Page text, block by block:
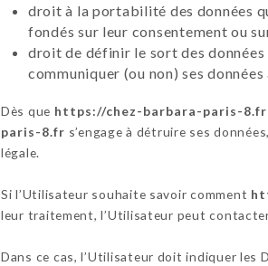
droit à la portabilité des données
fondés sur leur consentement ou
droit de définir le sort des
communiquer (ou non) ses
Dès que https://chez-barbara-paris-8.fr
paris-8.fr s’engage à détruire ses
légale.
Si l’Utilisateur souhaite savoir comment
leur traitement, l’Utilisateur peut
Dans ce cas, l’Utilisateur doit indiquer les